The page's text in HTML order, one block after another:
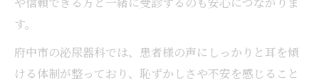
す。
府中市の泌尿器科では、患者様の声にしっかりと耳を傾
ける体制が整っており、恥ずかしさや不安を感じること